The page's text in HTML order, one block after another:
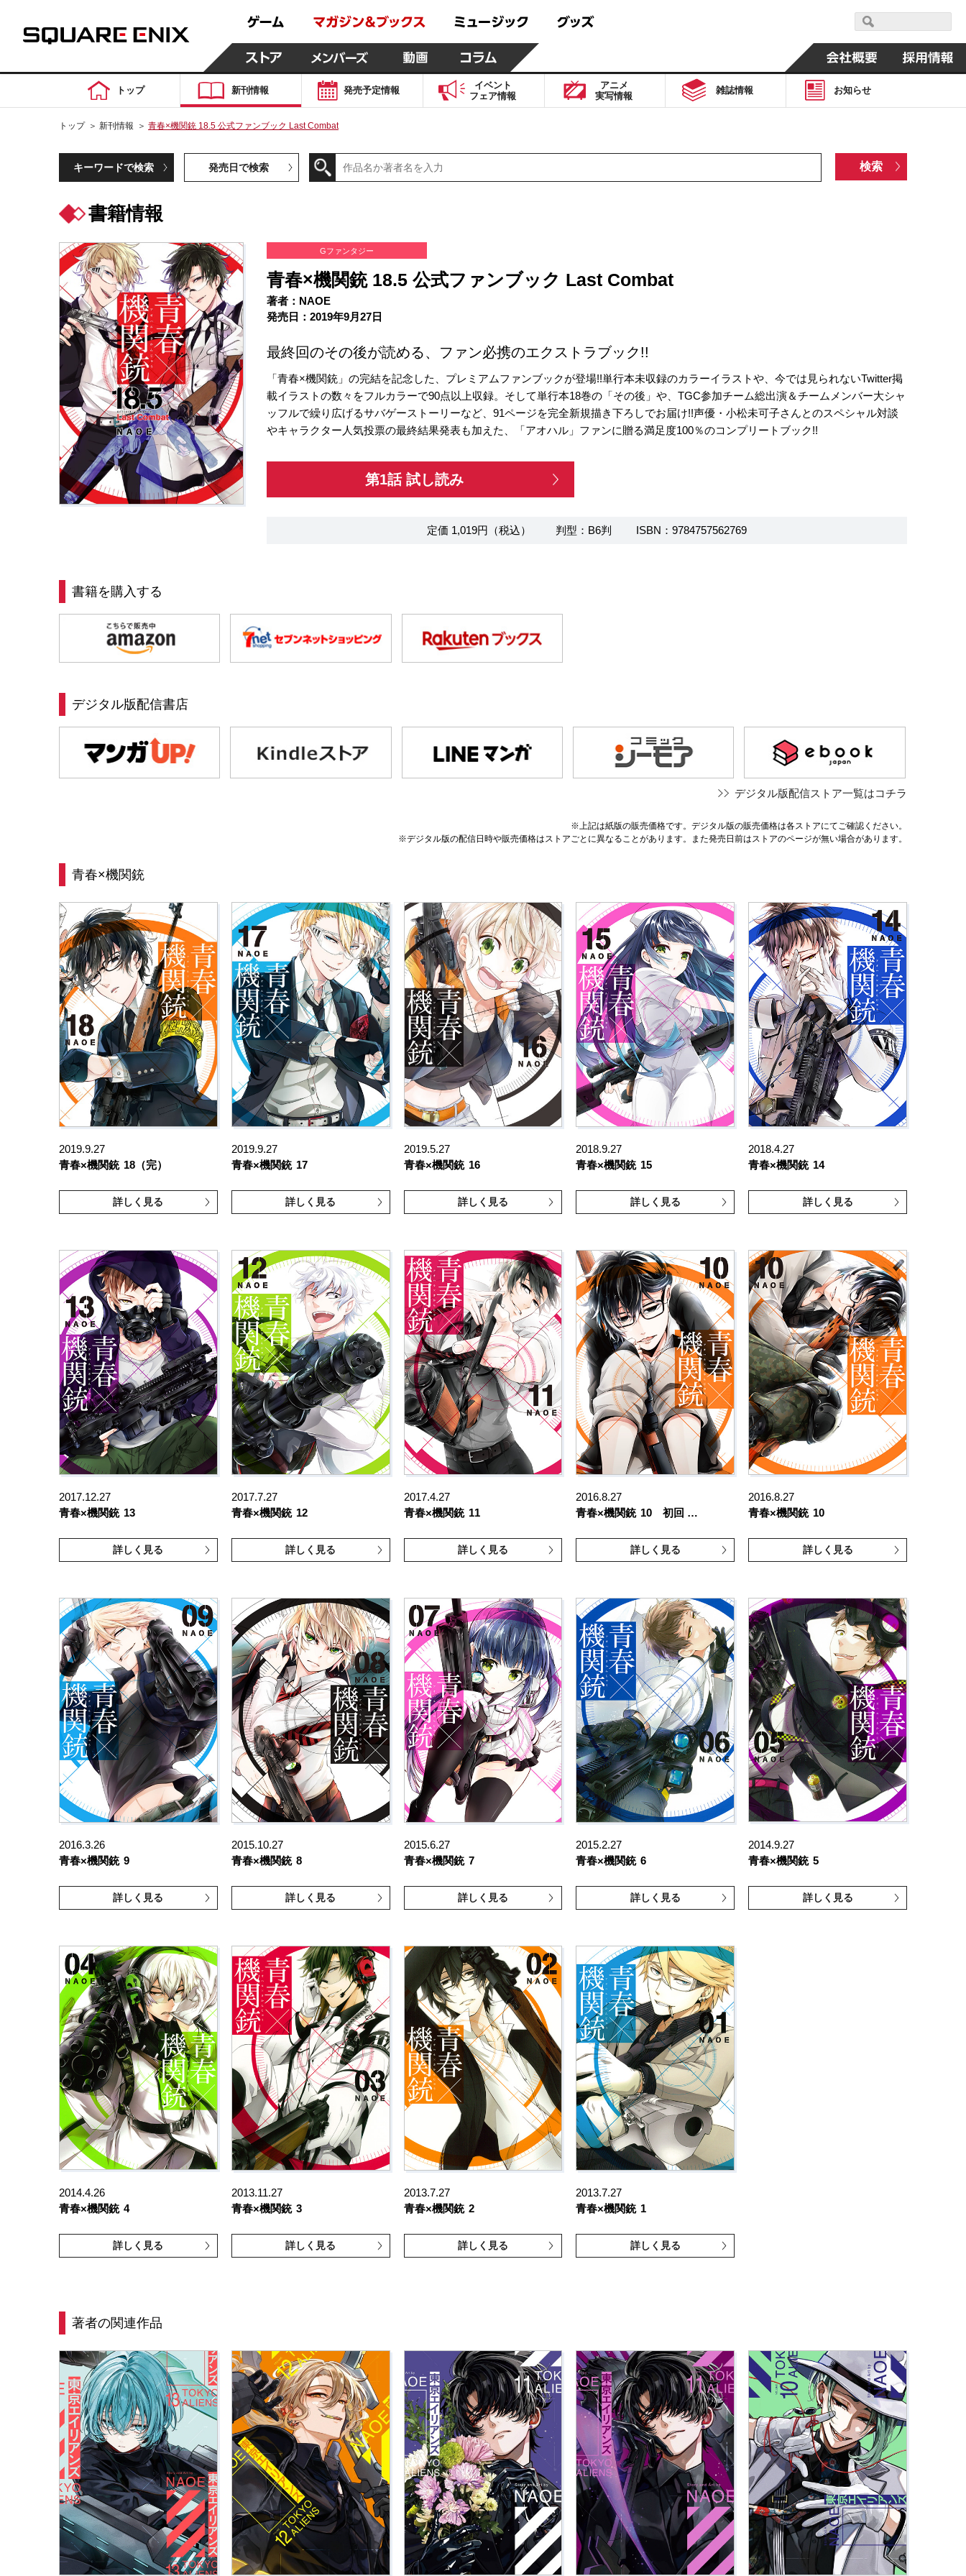
トップ 新刊情報 発売予定情報
イベント
フェア情報
アニメ
実写情報
雑誌情報 お知らせ
トップ ＞ 新刊情報 ＞ 青春×機関銃 18.5 公式ファンブック Last Combat
キーワードで検索 発売日で検索
書籍情報
Gファンタジー
青春×機関銃 18.5 公式ファンブック Last Combat
著者：NAOE
発売日：2019年9月27日
最終回のその後が読める、ファン必携のエクストラブック!!
「青春×機関銃」の完結を記念した、プレミアムファンブックが登場!!単行本未収録のカラーイラストや、今では見られないTwitter掲
載イラストの数々をフルカラーで90点以上収録。そして単行本18巻の「その後」や、TGC参加チーム総出演＆チームメンバー大シャ
ッフルで繰り広げるサバゲーストーリーなど、91ページを完全新規描き下ろしでお届け!!声優・小松未可子さんとのスペシャル対談
やキャラクター人気投票の最終結果発表も加えた、「アオハル」ファンに贈る満足度100％のコンプリートブック!!
第1話 試し読み
定価 1,019円（税込） 判型：B6判 ISBN：9784757562769
書籍を購入する
デジタル版配信書店
デジタル版配信ストア一覧はコチラ
※上記は紙版の販売価格です。デジタル版の販売価格は各ストアにてご確認ください。
※デジタル版の配信日時や販売価格はストアごとに異なることがあります。また発売日前はストアのページが無い場合があります。
青春×機関銃
2019.9.27
青春×機関銃 18（完）
詳しく見る
2019.9.27
青春×機関銃 17
詳しく見る
2019.5.27
青春×機関銃 16
詳しく見る
2018.9.27
青春×機関銃 15
詳しく見る
2018.4.27
青春×機関銃 14
詳しく見る
2017.12.27
青春×機関銃 13
詳しく見る
2017.7.27
青春×機関銃 12
詳しく見る
2017.4.27
青春×機関銃 11
詳しく見る
2016.8.27
青春×機関銃 10 初回 …
詳しく見る
2016.8.27
青春×機関銃 10
詳しく見る
2016.3.26
青春×機関銃 9
詳しく見る
2015.10.27
青春×機関銃 8
詳しく見る
2015.6.27
青春×機関銃 7
詳しく見る
2015.2.27
青春×機関銃 6
詳しく見る
2014.9.27
青春×機関銃 5
詳しく見る
2014.4.26
青春×機関銃 4
詳しく見る
2013.11.27
青春×機関銃 3
詳しく見る
2013.7.27
青春×機関銃 2
詳しく見る
2013.7.27
青春×機関銃 1
詳しく見る
著者の関連作品